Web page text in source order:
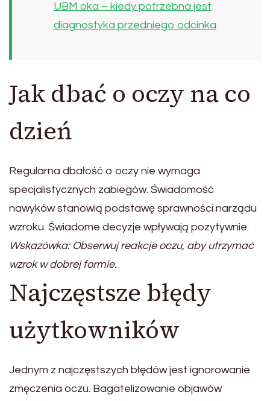
UBM oka – kiedy potrzebna jest
diagnostyka przedniego odcinka
Jak dbać o oczy na co
dzień
Regularna dbałość o oczy nie wymaga
specjalistycznych zabiegów. Świadomość
nawyków stanowią podstawę sprawności narządu
wzroku. Świadome decyzje wpływają pozytywnie.
Wskazówka: Obserwuj reakcje oczu, aby utrzymać
wzrok w dobrej formie.
Najczęstsze błędy
użytkowników
Jednym z najczęstszych błędów jest ignorowanie
zmęczenia oczu. Bagatelizowanie objawów